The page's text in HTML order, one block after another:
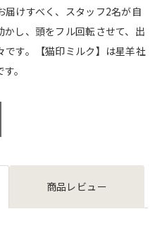
けすべく、スタッフ2名が自
し、頭をフル回転させて、出
す。【猫印ミルク】は星羊社
。
商品レビュー